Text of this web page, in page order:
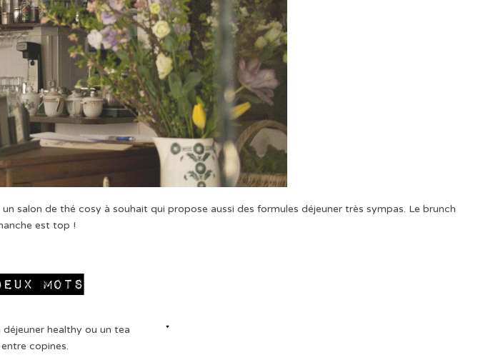
salon de thé cosy à souhait qui propose aussi des formules déjeuner très sympas. Le brunch
est top !
healthy ou un tea
copines.